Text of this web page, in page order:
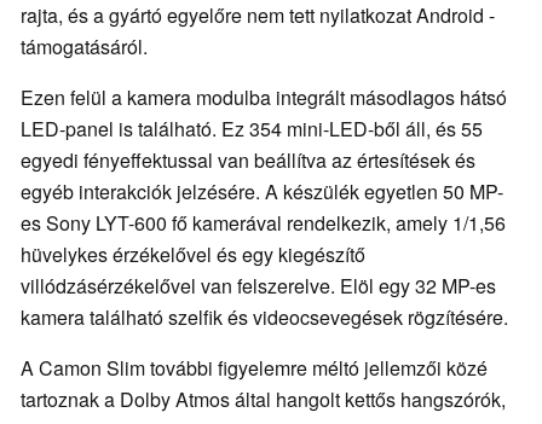
rajta, és a gyártó egyelőre nem tett nyilatkozat Android -
támogatásáról.
Ezen felül a kamera modulba integrált másodlagos hátsó
LED-panel is található. Ez 354 mini-LED-ből áll, és 55
egyedi fényeffektussal van beállítva az értesítések és
egyéb interakciók jelzésére. A készülék egyetlen 50 MP-
es Sony LYT-600 fő kamerával rendelkezik, amely 1/1,56
hüvelykes érzékelővel és egy kiegészítő
villódzásérzékelővel van felszerelve. Elöl egy 32 MP-es
kamera található szelfik és videocsevegések rögzítésére.
A Camon Slim további figyelemre méltó jellemzői közé
tartoznak a Dolby Atmos által hangolt kettős hangszórók,